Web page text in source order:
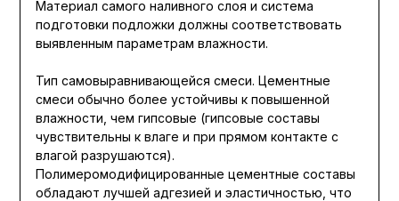
Материал самого наливного слоя и система
подготовки подложки должны соответствовать
выявленным параметрам влажности.
Тип самовыравнивающейся смеси. Цементные
смеси обычно более устойчивы к повышенной
влажности, чем гипсовые (гипсовые составы
чувствительны к влаге и при прямом контакте с
влагой разрушаются).
Полимеромодифицированные цементные составы
обладают лучшей адгезией и эластичностью, что